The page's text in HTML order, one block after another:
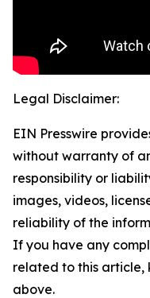
Legal Disclaimer:
EIN Presswire
without warranty of
responsibility or
images, videos,
reliability of the
If you have any
related to this
above.